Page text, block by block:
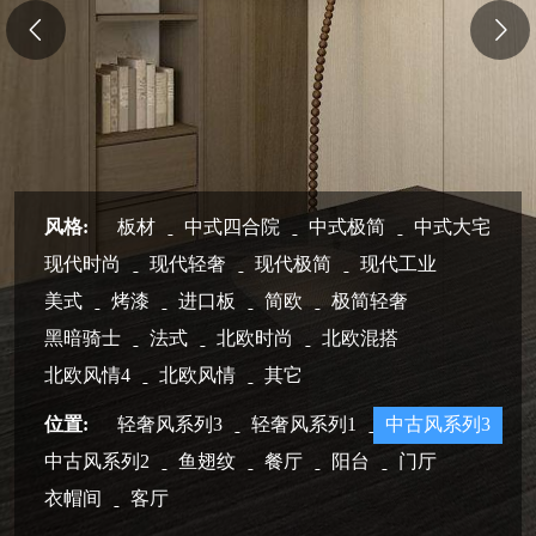
风格: 板材 中式四合院 中式极简
中式大宅
现代时尚
现代轻奢 现代极简
现代工业
美式
烤漆 进口板 简欧
极简轻奢
黑暗骑士
法式 北欧时尚
北欧混搭
北欧风情4
北欧风情 其它
位置: 轻奢风系列3 轻奢风系列1
中古风系列3
中古风系列2
鱼翅纹 餐厅 阳台
门厅
衣帽间
客厅